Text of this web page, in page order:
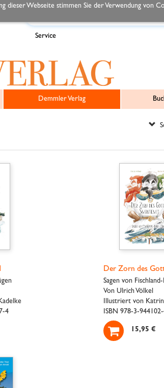
dieser Webseite stimmen Sie der Verwendung von
Demmler Verlag
Service
4
Der Zorn des
Sagen von
Von Ulrich Völkel
Illustriert von
ISBN 978-3-
 15,95 €